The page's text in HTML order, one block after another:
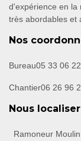
d'expérience en la
très abordables et
Nos
Bureau05 33 06
Chantier06 26 96
Nous localiser
Ramoneur